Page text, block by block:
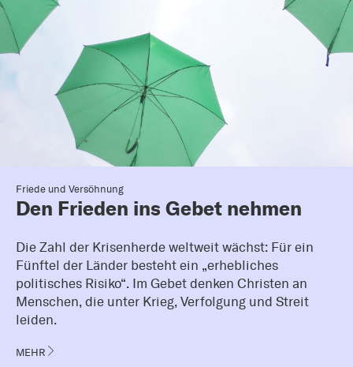
Friede und Versöhnung
Den Frieden ins Gebet nehmen
Die Zahl der Krisenherde weltweit wächst: Für ein
Fünftel der Länder besteht ein „erhebliches
politisches Risiko“. Im Gebet denken Christen an
Menschen, die unter Krieg, Verfolgung und Streit
leiden.
MEHR